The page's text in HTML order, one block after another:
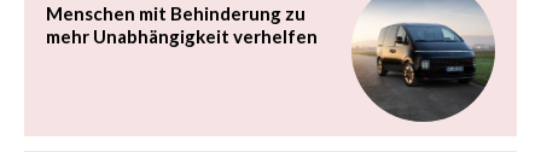
Menschen mit Behinderung zu
mehr Unabhängigkeit verhelfen